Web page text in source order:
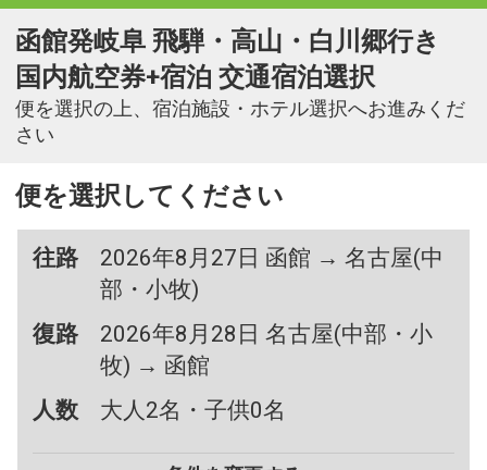
函館発岐阜 飛騨・高山・白川郷行き
国内航空券+宿泊 交通宿泊選択
便を選択の上、宿泊施設・ホテル選択へお進みくだ
さい
便を選択してください
往路
2026年8月27日 函館 → 名古屋(中
部・小牧)
復路
2026年8月28日 名古屋(中部・小
牧) → 函館
人数
大人2名・子供0名